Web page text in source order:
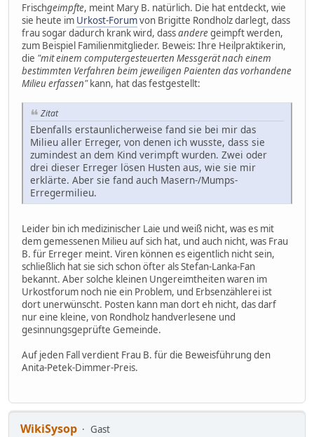
Frischgeimpfte, meint Mary B. natürlich. Die hat entdeckt, wie
sie heute im Urkost-Forumvon Brigitte Rondholz darlegt, dass
frau sogar dadurch krank wird, dassanderegeimpft werden,
zum Beispiel Familienmitglieder. Beweis: Ihre Heilpraktikerin,
die "mit einem computergesteuerten Messgerät nach einem
bestimmten Verfahren beim jeweiligen Paienten das vorhandene
Milieu erfassen"kann, hat das festgestellt:
Zitat
Ebenfalls erstaunlicherweise fand sie bei mir das
Milieu aller Erreger, von denen ich wusste, dass sie
zumindest an dem Kind verimpft wurden. Zwei oder
drei dieser Erreger lösen Husten aus, wie sie mir
erklärte. Aber sie fand auch Masern-/Mumps-
Erregermilieu.
Leider bin ich medizinischer Laie und weiß nicht, was es mit
dem gemessenen Milieu auf sich hat, und auch nicht, was Frau
B. für Erreger meint. Viren können es eigentlich nicht sein,
schließlich hat sie sich schon öfter als Stefan-Lanka-Fan
bekannt. Aber solche kleinen Ungereimtheiten waren im
Urkostforum noch nie ein Problem, und Erbsenzählerei ist
dort unerwünscht. Posten kann man dort eh nicht, das darf
nur eine kleine, von Rondholz handverlesene und
gesinnungsgeprüfte Gemeinde.
Auf jeden Fall verdient Frau B. für die Beweisführung den
Anita-Petek-Dimmer-Preis.
WikiSysop
Gast